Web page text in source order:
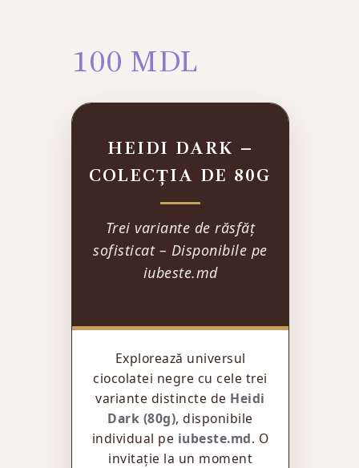
100 MDL
HEIDI DARK –
COLECȚIA DE 80G
Trei variante de răsfăț
sofisticat – Disponibile pe
iubeste.md
Explorează universul
ciocolatei negre cu cele trei
variante distincte de Heidi
Dark (80g), disponibile
individual pe iubeste.md. O
invitație la un moment